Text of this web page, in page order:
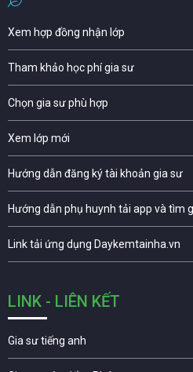
Xem hợp đồng nhận lớp
Tham khảo học phí gia sư
Chọn gia sư phù hợp
Xem lớp mới
Hướng dẫn đăng ký tài khoản gia sư
Hướng dẫn phụ huynh tải app và tìm
Link tải ứng dụng Daykemtainha.vn
LINK - LIÊN KẾT
Gia sư tiếng anh